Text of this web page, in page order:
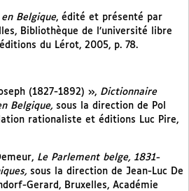
Belgique, édité et présenté par
Bibliothèque de l’université libre
du Lérot, 2005, p. 78.
(1827-1892) », Dictionnaire
Belgique, sous la direction de Pol
rationaliste et éditions Luc Pire,
Le Parlement belge, 1831-
sous la direction de Jean-Luc De
Gerard, Bruxelles, Académie